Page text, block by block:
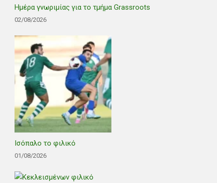
Ημέρα γνωριμίας για το τμήμα Grassroots
02/08/2026
Ισόπαλο το φιλικό
01/08/2026